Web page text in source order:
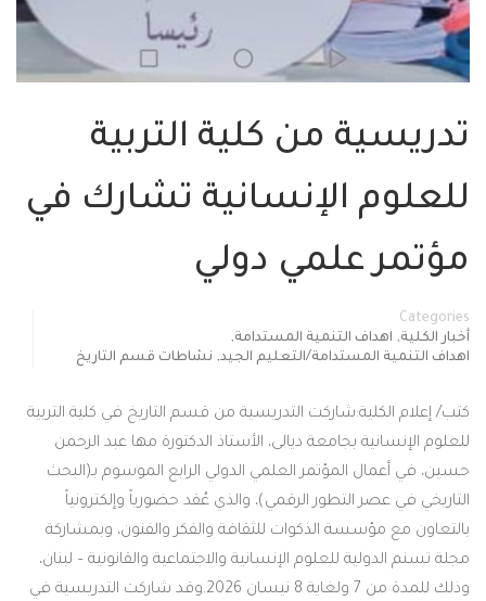
تدريسية من كلية التربية
للعلوم الإنسانية تشارك في
مؤتمر علمي دولي
Categories
أخبار الكلية, اهداف التنمية المستدامة,
اهداف التنمية المستدامة/التعليم الجيد, نشاطات قسم التاريخ
كتب/ إعلام الكلية:شاركت التدريسية من قسم التاريخ في كلية التربية
للعلوم الإنسانية بجامعة ديالى، الأستاذ الدكتورة مها عبد الرحمن
حسين، في أعمال المؤتمر العلمي الدولي الرابع الموسوم بـ(البحث
التاريخي في عصر التطور الرقمي)، والذي عُقد حضورياً وإلكترونياً
بالتعاون مع مؤسسة الذكوات للثقافة والفكر والفنون، وبمشاركة
مجلة تسنم الدولية للعلوم الإنسانية والاجتماعية والقانونية – لبنان،
وذلك للمدة من 7 ولغاية 8 نيسان 2026.وقد شاركت التدريسية في